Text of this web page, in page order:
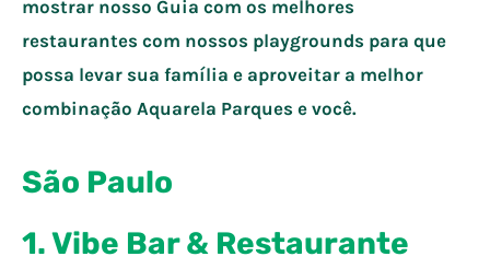
mostrar nosso Guia com os melhores
restaurantes com nossos playgrounds para que
possa levar sua família e aproveitar a melhor
combinação Aquarela Parques e você.
São Paulo
1. Vibe Bar & Restaurante